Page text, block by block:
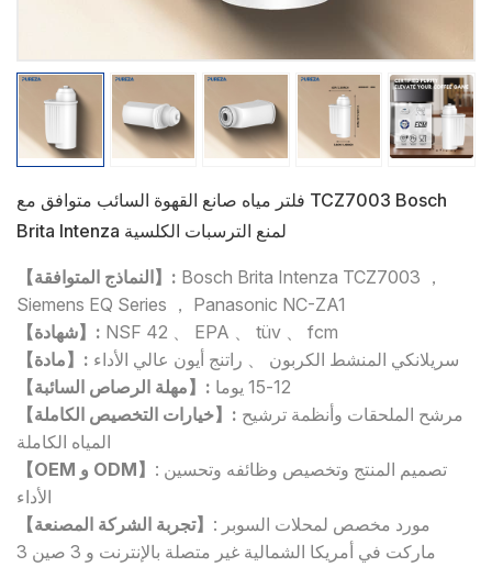
فلتر مياه صانع القهوة السائب متوافق مع TCZ7003 Bosch
Brita Intenza لمنع الترسبات الكلسية
【النماذج المتوافقة】: Bosch Brita Intenza TCZ7003 ，
Siemens EQ Series ， Panasonic NC-ZA1
【شهادة】: NSF 42 、 EPA 、 tüv 、 fcm
【مادة】: سريلانكي المنشط الكربون 、 راتنج أيون عالي الأداء
【مهلة الرصاص السائبة】:
12-15 يوما
【خيارات التخصيص الكاملة】: مرشح الملحقات وأنظمة ترشيح
المياه الكاملة
【OEM و ODM】 : تصميم المنتج وتخصيص وظائفه وتحسين
الأداء
【تجربة الشركة المصنعة】 : مورد مخصص لمحلات السوبر
ماركت في أمريكا الشمالية غير متصلة بالإنترنت و 3 صين 3